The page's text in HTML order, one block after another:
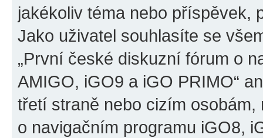
jakékoliv téma nebo příspěvek,
Jako uživatel souhlasíte se
„První české diskuzní fórum o
AMIGO, iGO9 a iGO PRIMO“
třetí straně nebo cizím
o navigačním programu iGO8,